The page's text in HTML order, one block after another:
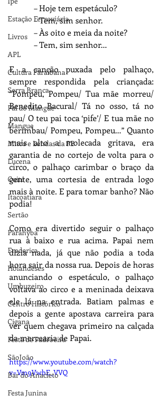
Estação Ferroviária
Livros
APL
Cultura Paraibana
Serra Branca
Pai do Mangue
Mangue
Mitos e Lendas da PB
Lucena
Cuité
Itacoatiara
Sertão
Parahyba
Frederica
Holandeses
Umbuzeiro
Centro Histórico
Cigana
Festa de Padroeira
SãoJoão
Bar do Anacleto
Festa Junina
            – Hoje tem espetáculo?
            – Tem, sim senhor.
            – Às oito e meia da noite?
            – Tem, sim senhor...
E a canção puxada pelo palhaço,
sempre respondida pela criançada:
“Pompeu, Pompeu/ Tua mãe morreu/
Benedito Bacural/ Tá no osso, tá no
pau/ O teu pai toca ‘pife’/ E tua mãe no
berimbau/ Pompeu, Pompeu...” Quanto
mais alto a molecada gritava, era
garantia de no cortejo de volta para o
circo, o palhaço carimbar o braço da
gente, uma cortesia de entrada logo
mais à noite. E para tomar banho? Não
podia!
Como era divertido seguir o palhaço
rua à baixo e rua acima. Papai nem
dizia nada, já que não podia a toda
hora sair da nossa rua. Depois de horas
anunciando o espetáculo, o palhaço
voltava ao circo e a meninada deixava
ele lá na entrada. Batiam palmas e
depois a gente apostava carreira para
ver quem chegava primeiro na calçada
da mercearia de Papai.
https://www.youtube.com/watch?
v=Vm9VwbE_VVQ